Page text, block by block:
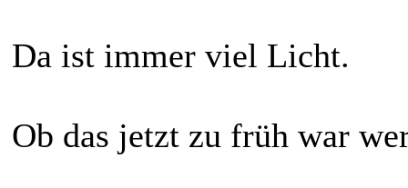
Da ist immer viel Licht.
Ob das jetzt zu früh war